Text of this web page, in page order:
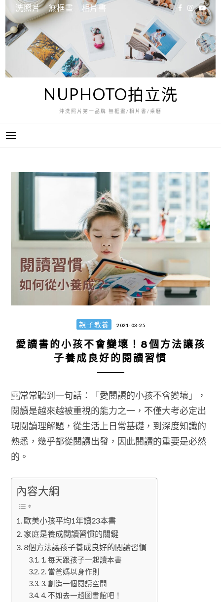
至
主
要
容
洗照片 無框畫 相片書
NUPHOTO拍立洗
沖洗照片第一品牌 無框畫/相片書/桌曆
親子教養 2021-03-25
愛讀書的小孩不會變壞！8個方法讓孩
子養成良好的閱讀習慣
常常聽到一句話：「愛閱讀的小孩不會變壞」，
閱讀是越來越被重視的能力之一，不僅大考必定出
現閱讀理解題，從生活上日常基礎，到深度知識的
熟悉，幾乎都從閱讀出發，因此閱讀的重要是必然
的。
內容大綱
歐美小孩平均1年讀23本書
家庭是養成閱讀習慣的關鍵
8個方法讓孩子養成良好的閱讀習慣
1. 每天跟孩子一起讀本書
2. 當爸媽以身作則
3. 創造一個閱讀空間
4. 不如去一趟圖書館吧！